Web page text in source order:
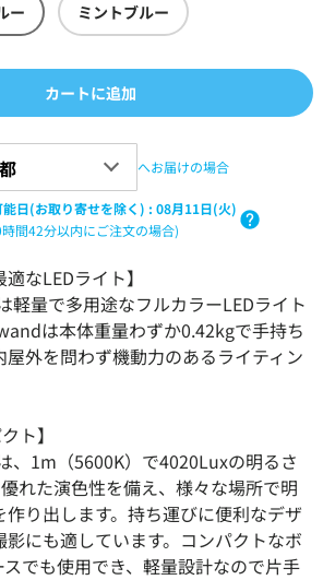
ー ミントブルー
カートに追加
へお届けの場合
日(お取り寄せを除く) : 08月11日(火)
間42分以内にご注文の場合)
なLEDライト】
軽量で多用途なフルカラーLEDライト
は本体重量わずか0.42kgで手持ち
外を問わず機動力のあるライティン
ト】
、1m（5600K）で4020Luxの明るさ
れた演色性を備え、様々な場所で明
作り出します。持ち運びに便利なデザ
にも適しています。コンパクトなボ
でも使用でき、軽量設計なので片手